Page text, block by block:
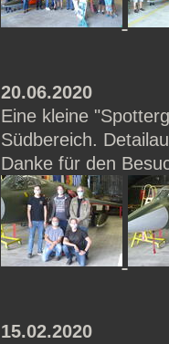
20.06.2020
Eine kleine
Südbereich.
Danke für den
15.02.2020